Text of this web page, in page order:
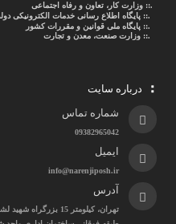
.::وزارت کار، تعاون و رفاه اجتماعی
.::پایگاه اطلاع رسانی خدمات الکترونیکی
.::پایگاه ملی قوانین و مقررات کشور
.:: وزارت صنعت، معدن و تجارت
درباره سایت
شماره تماس
09382965042
ایمیل
info@narenjiposh.ir
آدرس